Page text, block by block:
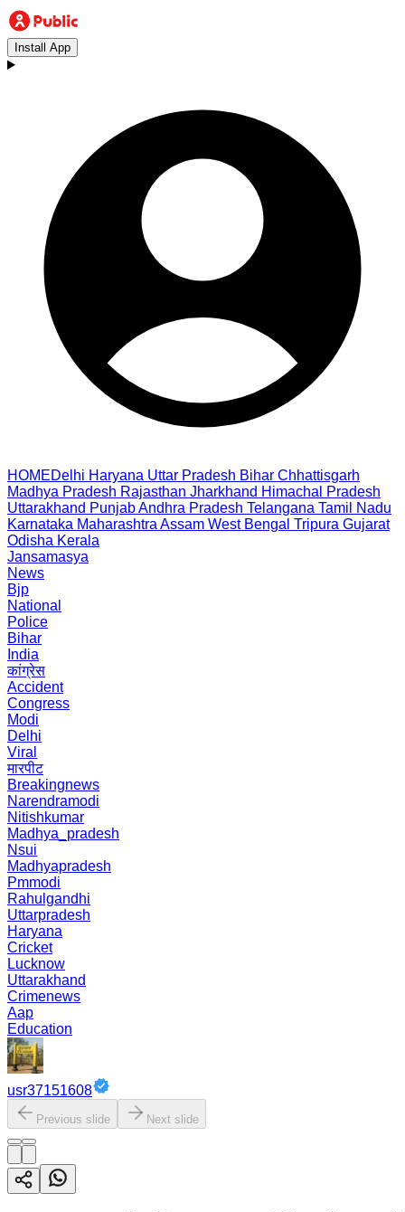
Install App
HOMEDelhi Haryana Uttar Pradesh Bihar Chhattisgarh
Madhya Pradesh Rajasthan Jharkhand Himachal Pradesh
Uttarakhand PunjabAndhra Pradesh Telangana Tamil Nadu
Karnataka Maharashtra Assam West Bengal Tripura Gujarat
Odisha Kerala
Jansamasya
News
Bjp
National
Police
Bihar
India
कांग्रेस
Accident
Congress
Modi
Delhi
Viral
मारपीट
Breakingnews
Narendramodi
Nitishkumar
Madhya_pradesh
Nsui
Madhyapradesh
Pmmodi
Rahulgandhi
Uttarpradesh
Haryana
Cricket
Lucknow
Uttarakhand
Crimenews
Aap
Education
usr37151608
Previous slide Next slide